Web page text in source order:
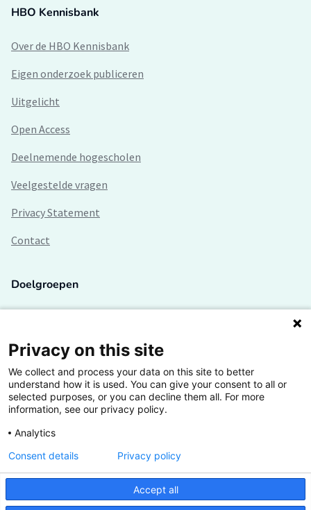
HBO Kennisbank
Over de HBO Kennisbank
Eigen onderzoek publiceren
Uitgelicht
Open Access
Deelnemende hogescholen
Veelgestelde vragen
Privacy Statement
Contact
Doelgroepen
Lectoren en onderzoekers
Bedrijven
Hogescholen
De grootste kennisbank van het HBO
Inspiratie op jouw vakgebied
Privacy on this site
We collect and process your data on this site to better
understand how it is used. You can give your consent to all or
selected purposes, or you can decline them all. For more
information, see our privacy policy.
Analytics
Accept all
Consent details Privacy policy